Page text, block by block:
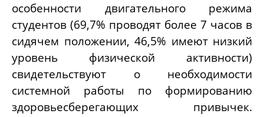
особенности двигательного режима
студентов (69,7% проводят более 7 часов в
сидячем положении, 46,5% имеют низкий
уровень физической активности)
свидетельствуют о необходимости
системной работы по формированию
здоровьесберегающих привычек.